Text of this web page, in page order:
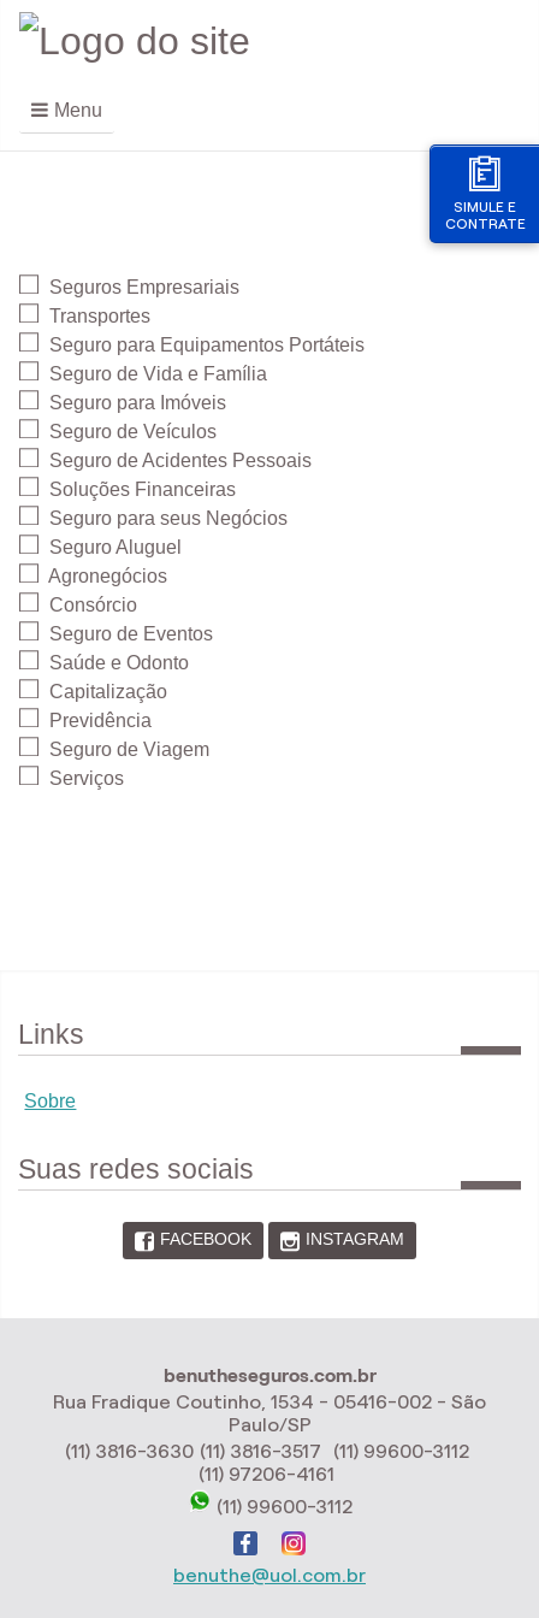
SIMULE E
CONTRATE
Menu
Seguros Empresariais
Transportes
Seguro para Equipamentos Portáteis
Seguro de Vida e Família
Seguro para Imóveis
Seguro de Veículos
Seguro de Acidentes Pessoais
Soluções Financeiras
Seguro para seus Negócios
Seguro Aluguel
Agronegócios
Consórcio
Seguro de Eventos
Saúde e Odonto
Capitalização
Previdência
Seguro de Viagem
Serviços
Links
Sobre
Suas redes sociais
FACEBOOK INSTAGRAM
benutheseguros.com.br
Rua Fradique Coutinho, 1534 - 05416-002 - São
Paulo/SP
(11) 3816-3630 (11) 3816-3517
(11) 99600-3112
(11) 97206-4161
(11) 99600-3112
benuthe@uol.com.br